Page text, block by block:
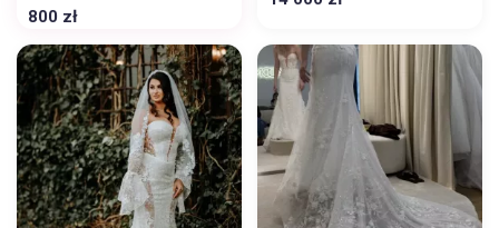
800 zł